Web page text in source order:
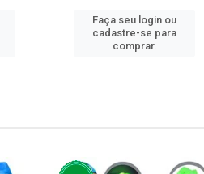
Faça seu login ou
cadastre-se para
comprar.